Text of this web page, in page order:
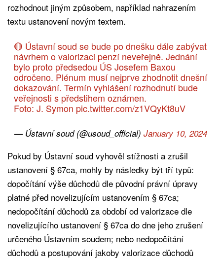
rozhodnout jiným způsobem, například nahrazením
textu ustanovení novým textem.
🔴 Ústavní soud se bude po dnešku dále zabývat
návrhem o valorizaci penzí neveřejně. Jednání
bylo proto předsedou ÚS Josefem Baxou
odročeno. Plénum musí nejprve zhodnotit dnešní
dokazování. Termín vyhlášení rozhodnutí bude
veřejnosti s předstihem oznámen.
Foto: J. Symon pic.twitter.com/z1VQyKt8uV
— Ústavní soud (@usoud_official) January 10, 2024
Pokud by Ústavní soud vyhověl stížnosti a zrušil
ustanovení § 67ca, mohly by následky být tří typů:
dopočítání výše důchodů dle původní právní úpravy
platné před novelizujícím ustanovením § 67ca;
nedopočítání důchodů za období od valorizace dle
novelizujícího ustanovení § 67ca do dne jeho zrušení
určeného Ústavním soudem; nebo nedopočítání
důchodů a postupování jakoby valorizace důchodů